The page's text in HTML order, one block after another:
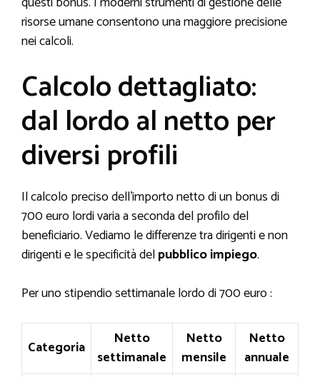
risorse umane consentono una maggiore precisione
nei calcoli.
Calcolo dettagliato:
dal lordo al netto per
diversi profili
Il calcolo preciso dell’importo netto di un bonus di
700 euro lordi varia a seconda del profilo del
beneficiario. Vediamo le differenze tra dirigenti e non
dirigenti e le specificità delpubblico impiego.
Per uno stipendio settimanale lordo di 700 euro :
Categoria
Netto
settimanale
Netto
mensile
Netto
annuale